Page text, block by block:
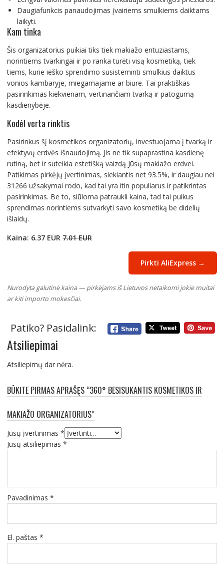
Daugiafunkcis panaudojimas įvairiems smulkiems daiktams
laikyti.
Kam tinka
Šis organizatorius puikiai tiks tiek makiažo entuziastams,
norintiems tvarkingai ir po ranka turėti visą kosmetiką, tiek
tiems, kurie ieško sprendimo susisteminti smulkius daiktus
vonios kambaryje, miegamajame ar biure. Tai praktiškas
pasirinkimas kiekvienam, vertinančiam tvarką ir patogumą
kasdienybėje.
Kodėl verta rinktis
Pasirinkus šį kosmetikos organizatorių, investuojama į tvarką ir
efektyvų erdvės išnaudojimą. Jis ne tik supaprastina kasdienę
rutiną, bet ir suteikia estetišką vaizdą Jūsų makiažo erdvei.
Patikimas pirkėjų įvertinimas, siekiantis net 93.5%, ir daugiau nei
31266 užsakymai rodo, kad tai yra itin populiarus ir patikrintas
pasirinkimas. Be to, siūloma patraukli kaina, tad tai puikus
sprendimas norintiems sutvarkyti savo kosmetiką be didelių
išlaidų.
Kaina: 6.37 EUR 7.01 EUR
Pirkti AliExpress →
Nurodyta galutinė kaina — pirkėjams iš Lietuvos netaikomi jokie muitai
ar kiti importo mokesčiai.
Patiko? Pasidalink:
Atsiliepimai
Atsiliepimų dar nėra.
BŪKITE PIRMAS APRAŠĘS “360° BESISUKANTIS KOSMETIKOS IR
MAKIAŽO ORGANIZATORIUS”
Jūsų įvertinimas *
Jūsų atsiliepimas *
Pavadinimas *
El. paštas *